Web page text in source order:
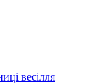
весілля